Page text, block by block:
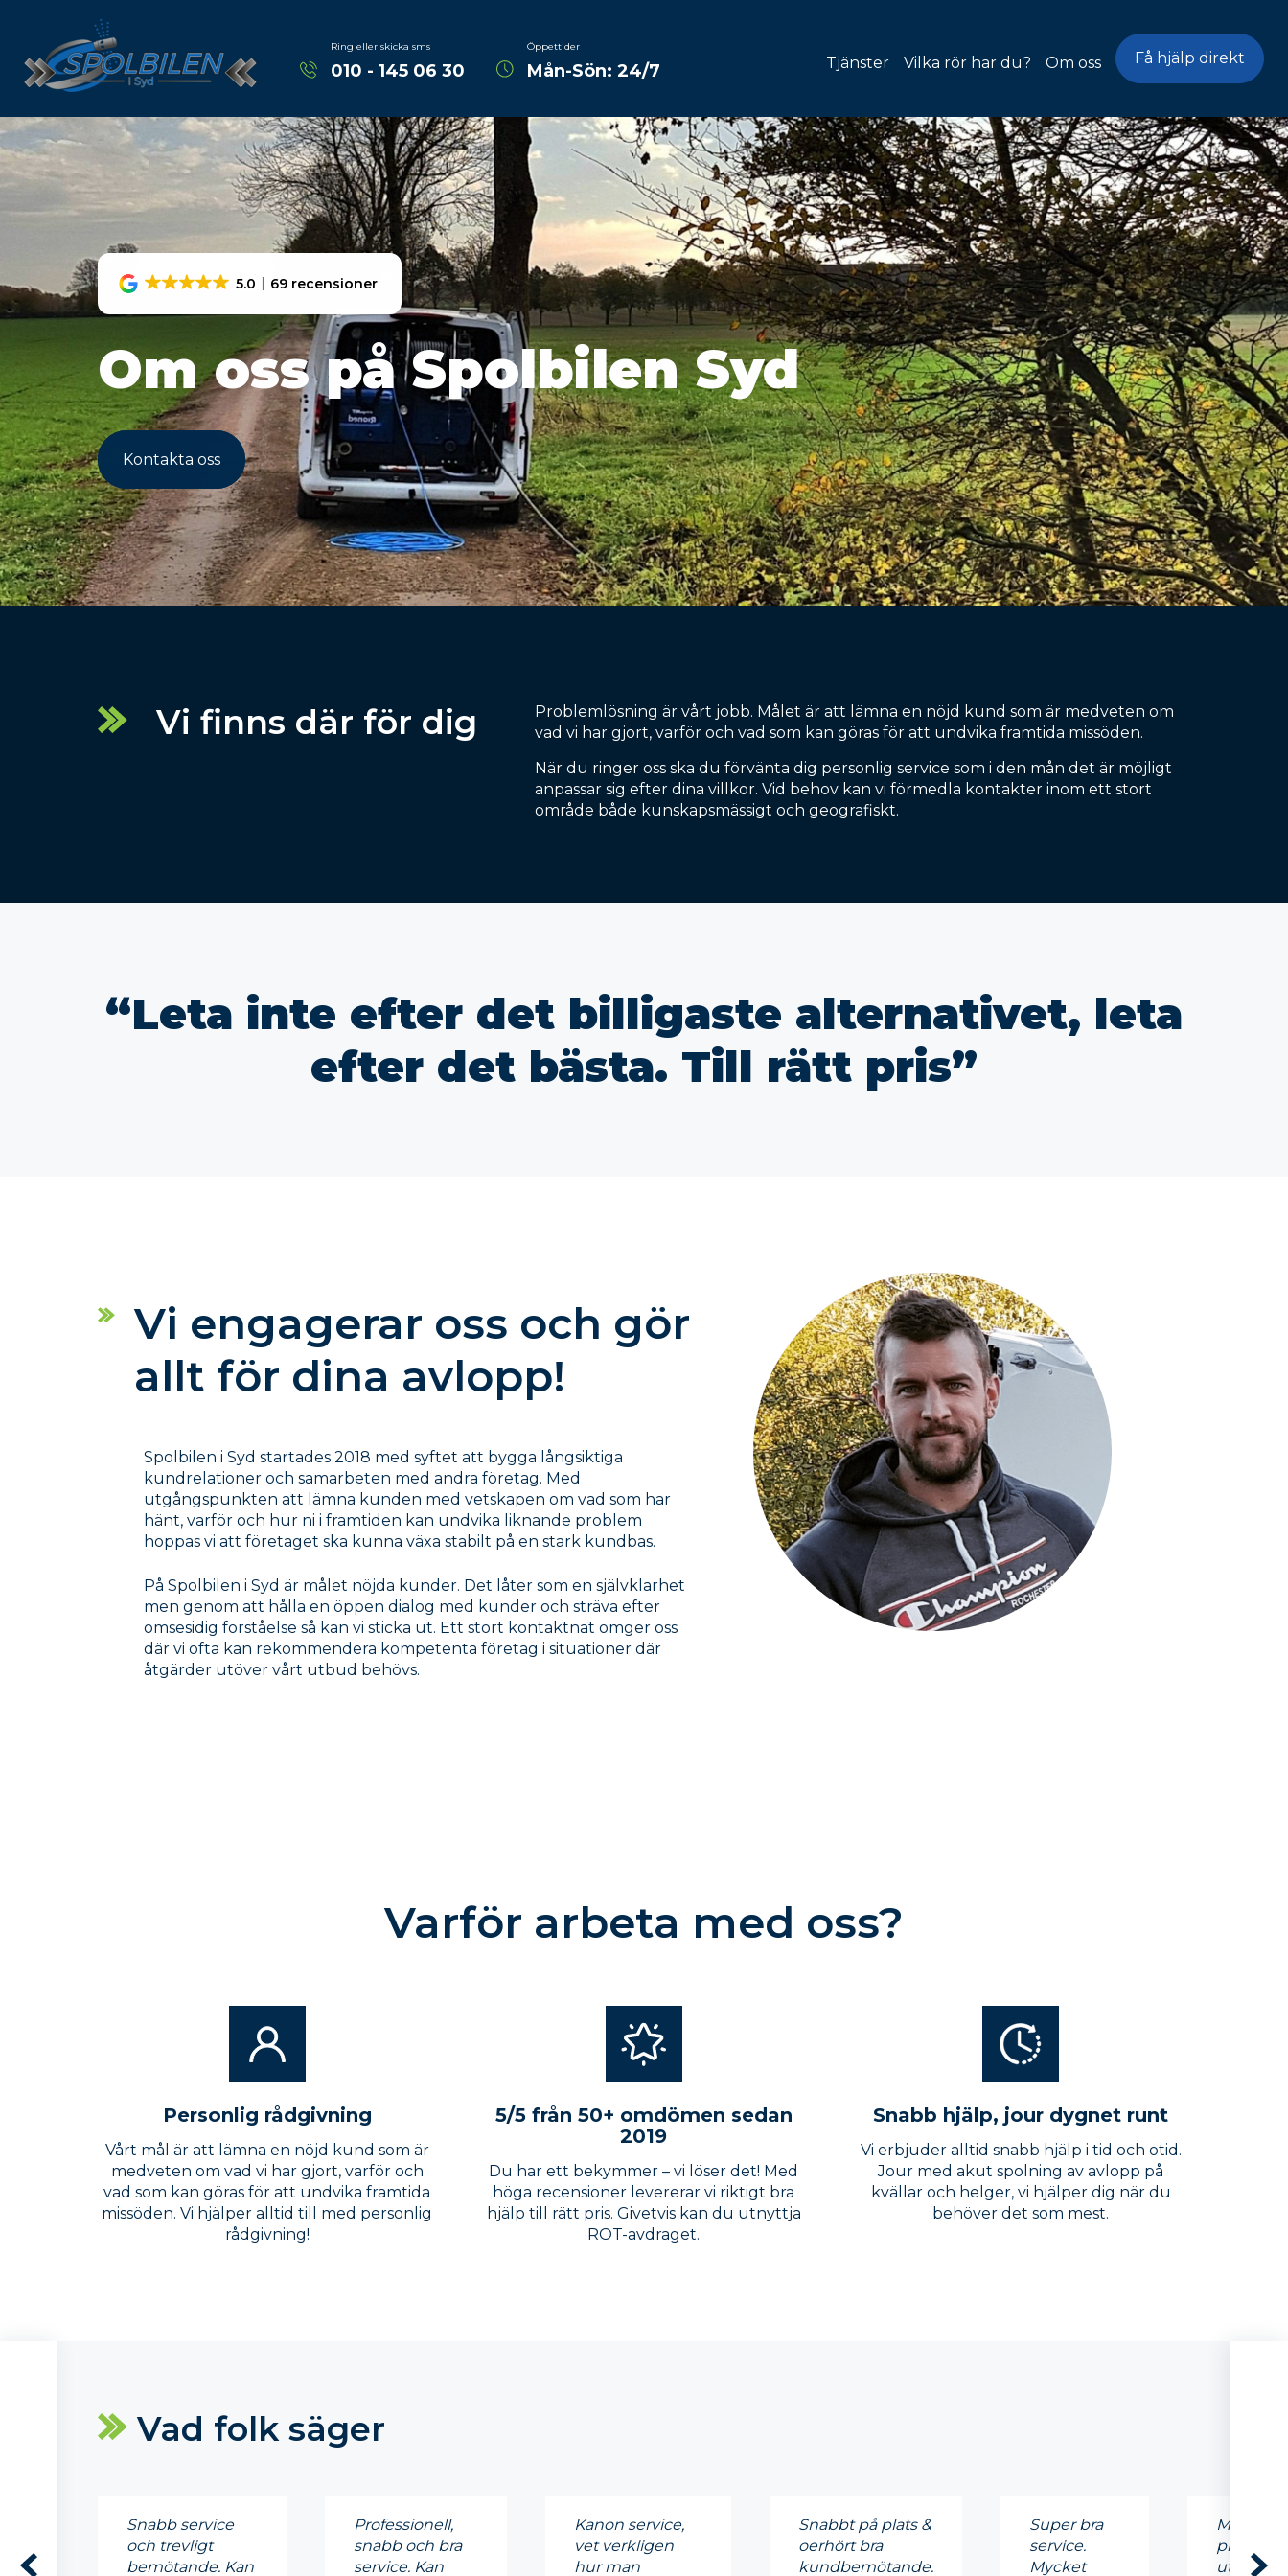
Ring eller skicka sms
010 - 145 06 30
Öppettider
Mån-Sön: 24/7 Tjänster
Avloppsproblem
Spolning &
fräsning
Dränering
Relining
Råttproblem
TV-inspektion
Rotskärning
Vilka rör har du? Om oss Få hjälp direkt
5.0 69 recensioner
Om oss på Spolbilen Syd
Kontakta oss
Vi finns där för dig
Problemlösning är vårt jobb. Målet är att lämna en nöjd kund som är medveten om
vad vi har gjort, varför och vad som kan göras för att undvika framtida missöden.
När du ringer oss ska du förvänta dig personlig service som i den mån det är möjligt
anpassar sig efter dina villkor. Vid behov kan vi förmedla kontakter inom ett stort
område både kunskapsmässigt och geografiskt.
“Leta inte efter det billigaste alternativet, leta
efter det bästa. Till rätt pris”
Vi engagerar oss och gör
allt för dina avlopp!
Spolbilen i Syd startades 2018 med syftet att bygga långsiktiga
kundrelationer och samarbeten med andra företag. Med
utgångspunkten att lämna kunden med vetskapen om vad som har
hänt, varför och hur ni i framtiden kan undvika liknande problem
hoppas vi att företaget ska kunna växa stabilt på en stark kundbas.
På Spolbilen i Syd är målet nöjda kunder. Det låter som en självklarhet
men genom att hålla en öppen dialog med kunder och sträva efter
ömsesidig förståelse så kan vi sticka ut. Ett stort kontaktnät omger oss
där vi ofta kan rekommendera kompetenta företag i situationer där
åtgärder utöver vårt utbud behövs.
Varför arbeta med oss?
Personlig rådgivning
Vårt mål är att lämna en nöjd kund som är
medveten om vad vi har gjort, varför och
vad som kan göras för att undvika framtida
missöden. Vi hjälper alltid till med personlig
rådgivning!
5/5 från 50+ omdömen sedan
2019
Du har ett bekymmer – vi löser det! Med
höga recensioner levererar vi riktigt bra
hjälp till rätt pris. Givetvis kan du utnyttja
ROT-avdraget.
Snabb hjälp, jour dygnet runt
Vi erbjuder alltid snabb hjälp i tid och otid.
Jour med akut spolning av avlopp på
kvällar och helger, vi hjälper dig när du
behöver det som mest.
Vad folk säger
Snabb service
och trevligt
bemötande. Kan
Professionell,
snabb och bra
service. Kan
Kanon service,
vet verkligen
hur man
Snabbt på plats &
oerhört bra
kundbemötande.
Super bra
service.
Mycket
Mycket
utfört,